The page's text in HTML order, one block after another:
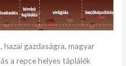
gazdaságra, magyar
a repce helyes táplálék